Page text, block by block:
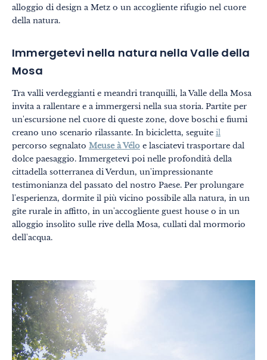
alloggio di design a Metz o un accogliente rifugio nel cuore
della natura.
Immergetevi nella natura nella Valle della
Mosa
Tra valli verdeggianti e meandri tranquilli, la Valle della Mosa
invita a rallentare e a immergersi nella sua storia. Partite per
un'escursione nel cuore di queste zone, dove boschi e fiumi
creano uno scenario rilassante. In bicicletta, seguite il
percorso segnalato Meuse à Vélo e lasciatevi trasportare dal
dolce paesaggio. Immergetevi poi nelle profondità della
cittadella sotterranea di Verdun, un'impressionante
testimonianza del passato del nostro Paese. Per prolungare
l'esperienza, dormite il più vicino possibile alla natura, in un
gîte rurale in affitto, in un'accogliente guest house o in un
alloggio insolito sulle rive della Mosa, cullati dal mormorio
dell'acqua.